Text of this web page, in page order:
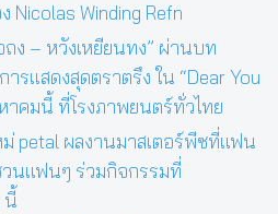
Nicolas Winding Refn
ง – หวังเหยียนทง” ผ่านบท
รแสดงสุดตราตรึง ใน “Dear You
าคมนี้ ที่โรงภาพยนตร์ทั่วไทย
ม่ petal ผลงานมาสเตอร์พีซที่แฟน
วนแฟนๆ ร่วมกิจกรรมที่
นี้